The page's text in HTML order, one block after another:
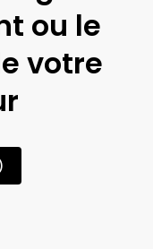
ou le
votre